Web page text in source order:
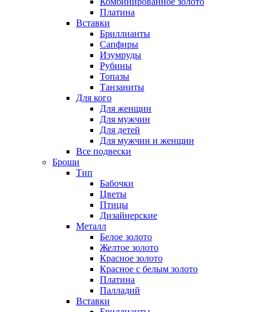
Платина
Вставки
Бриллианты
Сапфиры
Изумруды
Рубины
Топазы
Танзаниты
Для кого
Для женщин
Для мужчин
Для детей
Для мужчин и женщин
Все подвески
Броши
Тип
Бабочки
Цветы
Птицы
Дизайнерские
Металл
Белое золото
Желтое золото
Красное золото
Красное с белым золото
Платина
Палладий
Вставки